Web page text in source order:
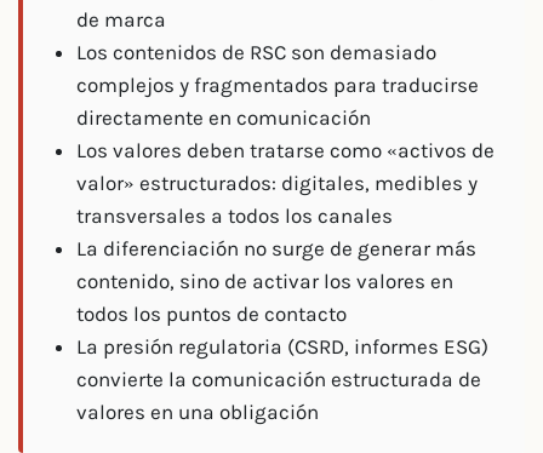
de marca
Los contenidos de RSC son demasiado
complejos y fragmentados para traducirse
directamente en comunicación
Los valores deben tratarse como «activos de
valor» estructurados: digitales, medibles y
transversales a todos los canales
La diferenciación no surge de generar más
contenido, sino de activar los valores en
todos los puntos de contacto
La presión regulatoria (CSRD, informes ESG)
convierte la comunicación estructurada de
valores en una obligación